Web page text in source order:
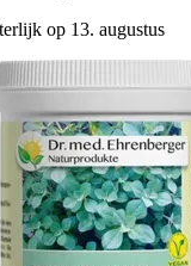
op 13. augustus